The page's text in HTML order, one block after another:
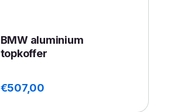
BMW aluminium
topkoffer
€507,00